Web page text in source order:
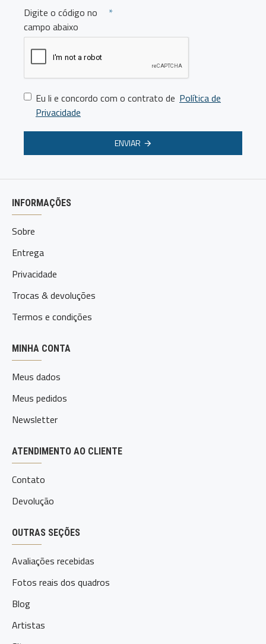
Digite o código no
campo abaixo
Eu li e concordo com o contrato de Política de
Privacidade
ENVIAR
INFORMAÇÕES
Sobre
Entrega
Privacidade
Trocas & devoluções
Termos e condições
MINHA CONTA
Meus dados
Meus pedidos
Newsletter
ATENDIMENTO AO CLIENTE
Contato
Devolução
OUTRAS SEÇÕES
Avaliações recebidas
Fotos reais dos quadros
Blog
Artistas